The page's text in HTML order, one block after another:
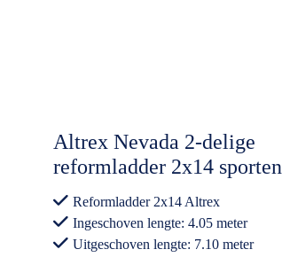
Altrex Nevada 2-delige
reformladder 2x14 sporten
Reformladder 2x14 Altrex
Ingeschoven lengte: 4.05 meter
Uitgeschoven lengte: 7.10 meter